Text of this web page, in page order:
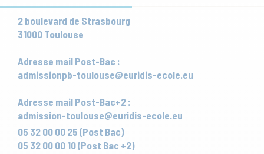
2 boulevard de Strasbourg
31000 Toulouse
Adresse mail Post-Bac :
admissionpb-toulouse@euridis-ecole.eu
Adresse mail Post-Bac+2 :
admission-toulouse@euridis-ecole.eu
05 32 00 00 25 (Post Bac)
05 32 00 00 10 (Post Bac +2)